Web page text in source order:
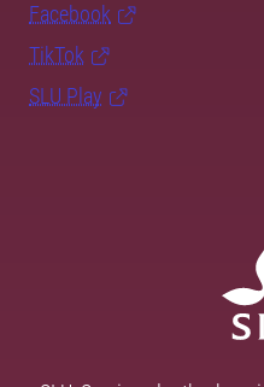
Facebook
TikTok
SLU Play